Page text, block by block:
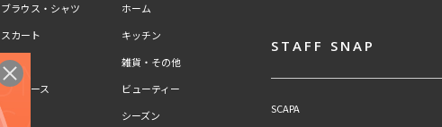
ブラウス・シャツ
スカート
パンツ
ワンピース
キッズ
ホーム
キッチン
雑貨・その他
ビューティー
シーズン
STAFF SNAP
SCAPA